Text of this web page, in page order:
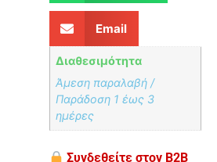
Email
Διαθεσιμότητα
Άμεση παραλαβή /
Παράδoση 1 έως 3
ημέρες
Συνδεθείτε στον B2B